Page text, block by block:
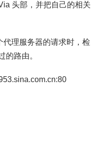
头部，并把自己的相关
代理服务器的请求时，检
的路由。